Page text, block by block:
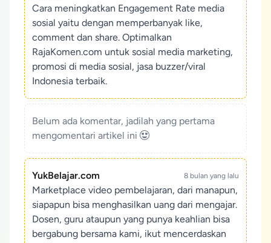
Cara meningkatkan Engagement Rate media
sosial yaitu dengan memperbanyak like,
comment dan share. Optimalkan
RajaKomen.com untuk sosial media marketing,
promosi di media sosial, jasa buzzer/viral
Indonesia terbaik.
Belum ada komentar, jadilah yang pertama
mengomentari artikel ini
YukBelajar.com 8 bulan yang lalu
Marketplace video pembelajaran, dari manapun,
siapapun bisa menghasilkan uang dari mengajar.
Dosen, guru ataupun yang punya keahlian bisa
bergabung bersama kami, ikut mencerdaskan